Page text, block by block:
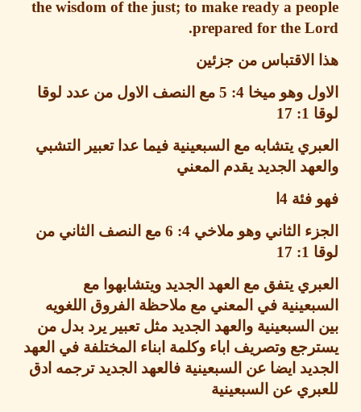
the wisdom of the just; to make ready a
prepared for the
الاقتباس من جزئين
وهو ميخا4: 5
مع النصف الاول من عدد لوقا
يتشابه مع السبعينية فيما عدا تعبير التشبي
الجديد يقدم المعني
فئة 4ا
الثاني وهو ملاخي 4: 6
مع النصف الثاني من
يتفق مع العهد الجديد ويتشابهوا مع
في المعني مع ملاحظة الفروق اللغويه
والعهد الجديد مثل تعبير يرد بدل من
وتصريف اباء وكلمة ابناء المختلفة في العهد
ايضا عن السبعينية فالعهد الجديد ترجمه ادق
عن السبعينية